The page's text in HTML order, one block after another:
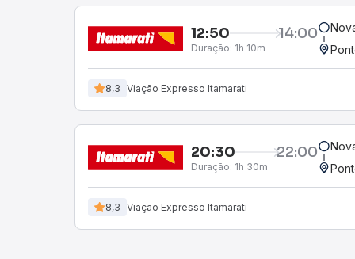
12:50 14:00
Duração: 1h 10m
8,3 Viação Expresso Itamarati
20:30 22:00
Duração: 1h 30m
8,3 Viação Expresso Itamarati